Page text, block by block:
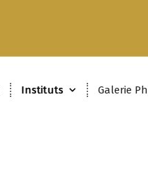
Instituts Galerie